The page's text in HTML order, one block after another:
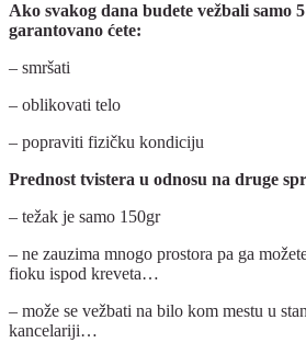
Ako svakog dana budete vežbali samo
garantovano ćete:
– smršati
– oblikovati telo
– popraviti fizičku kondiciju
Prednost tvistera u odnosu na druge
– težak je samo 150gr
– ne zauzima mnogo prostora pa ga
fioku ispod kreveta…
– može se vežbati na bilo kom mestu u
kancelariji…